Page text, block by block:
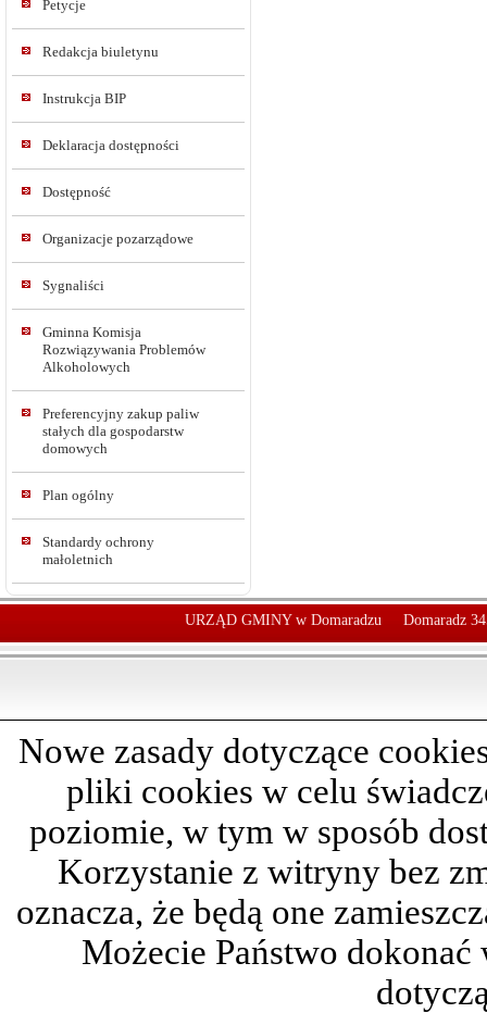
Petycje
Redakcja biuletynu
Instrukcja BIP
Deklaracja dostępności
Dostępność
Organizacje pozarządowe
Sygnaliści
Gminna Komisja
Rozwiązywania Problemów
Alkoholowych
Preferencyjny zakup paliw
stałych dla gospodarstw
domowych
Plan ogólny
Standardy ochrony
małoletnich
URZĄD GMINY w Domaradzu Domaradz
Nowe zasady dotyczące
pliki cookies w celu
poziomie, w tym w sposób
Korzystanie z witryny bez
oznacza, że będą one
Możecie Państwo